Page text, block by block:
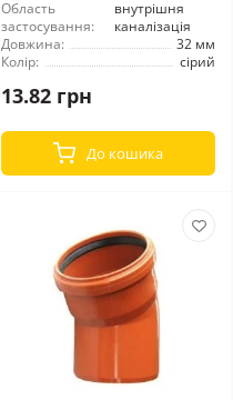
Область
застосування:
внутрішня
каналізація
Довжина:
32 мм
Колір:
сірий
13.82 грн
До кошика